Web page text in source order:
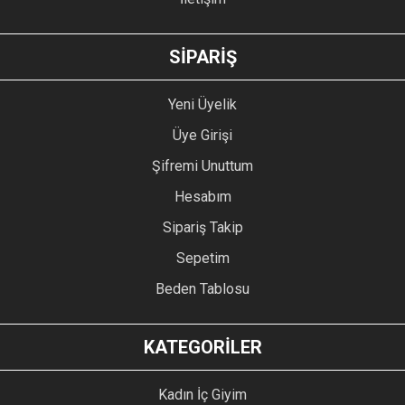
GÖNDER
SİPARİŞ
Yeni Üyelik
Üye Girişi
Şifremi Unuttum
Hesabım
Sipariş Takip
Sepetim
Beden Tablosu
KATEGORİLER
Kadın İç Giyim